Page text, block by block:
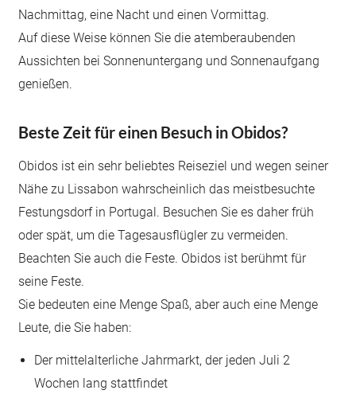
Nachmittag, eine Nacht und einen Vormittag.
Auf diese Weise können Sie die atemberaubenden
Aussichten bei Sonnenuntergang und Sonnenaufgang
genießen.
Beste Zeit für einen Besuch in Obidos?
Obidos ist ein sehr beliebtes Reiseziel und wegen seiner
Nähe zu Lissabon wahrscheinlich das meistbesuchte
Festungsdorf in Portugal. Besuchen Sie es daher früh
oder spät, um die Tagesausflügler zu vermeiden.
Beachten Sie auch die Feste. Obidos ist berühmt für
seine Feste.
Sie bedeuten eine Menge Spaß, aber auch eine Menge
Leute, die Sie haben:
Der mittelalterliche Jahrmarkt, der jeden Juli 2
Wochen lang stattfindet